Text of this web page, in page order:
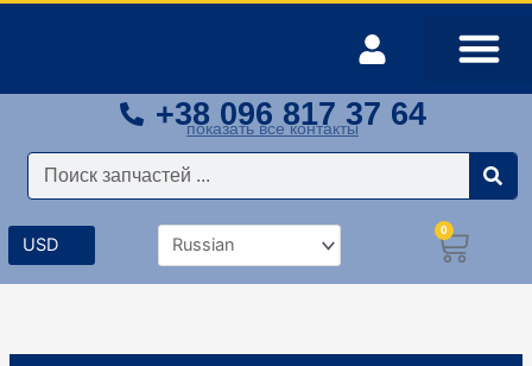
+38 096 817 37 64
показать все контакты
Поиск
0